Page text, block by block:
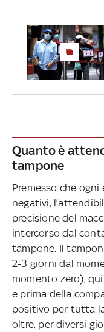
Quanto è
tampone
Premesso che
negativi,
precisione del
intercorso dal
tampone. Il
2-3 giorni dal
momento zero),
e prima della
positivo per tutta
oltre, per diversi